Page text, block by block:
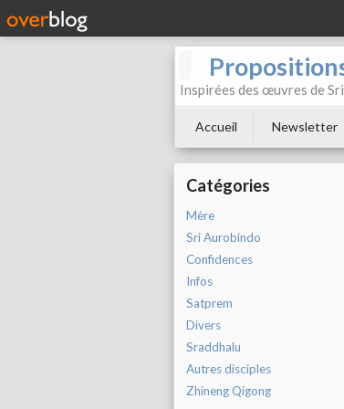
Inspirées des œuvres de
Accueil Newsletter
Catégories
Mère
Sri Aurobindo
Confidences
Infos
Satprem
Divers
Sraddhalu
Autres disciples
Zhineng Qigong